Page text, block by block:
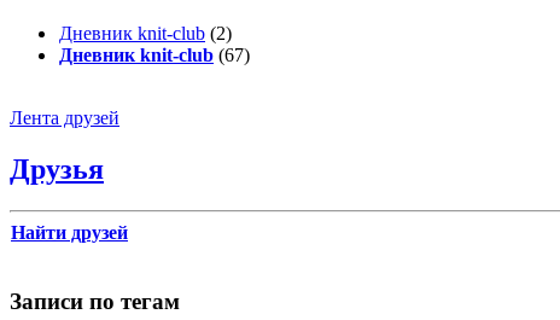
Дневник knit-club (2)
Дневник knit-club (67)
Лента друзей
Друзья
Найти друзей
Записи по тегам